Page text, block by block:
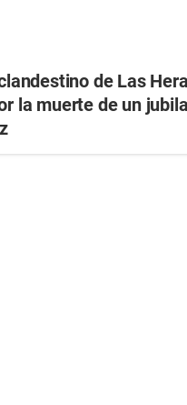
de Las
la muerte de un